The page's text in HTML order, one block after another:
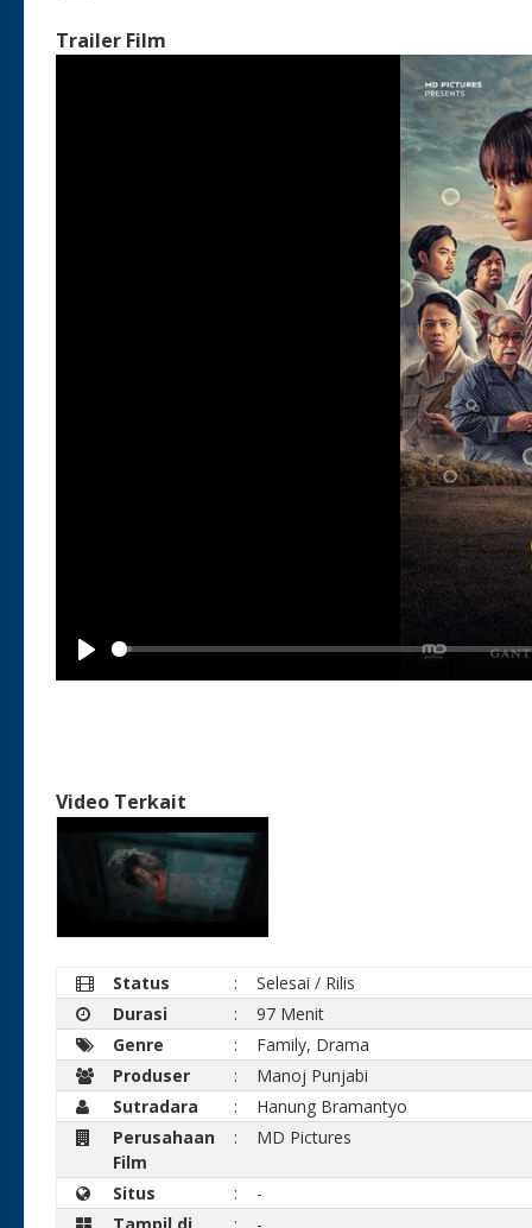
Trailer Film
Play
Video Terkait
Status :
Selesai / Rilis
Durasi
:
97 Menit
Genre
:
Family, Drama
Produser
:
Manoj Punjabi
Sutradara
:
Hanung Bramantyo
Perusahaan
Film
: MD Pictures
Situs :
-
Tampil di
: -